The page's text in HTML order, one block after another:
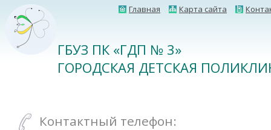
Главная Карта сайта
ГБУЗ ПК «ГДП № 3»
ГОРОДСКАЯ ДЕТСКАЯ
Контактный телефон: